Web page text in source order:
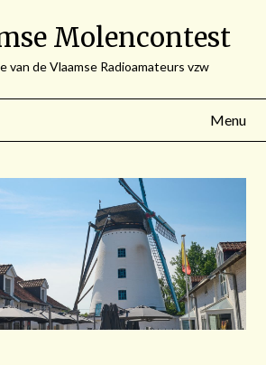
Molencontest
van de Vlaamse Radioamateurs vzw
Menu